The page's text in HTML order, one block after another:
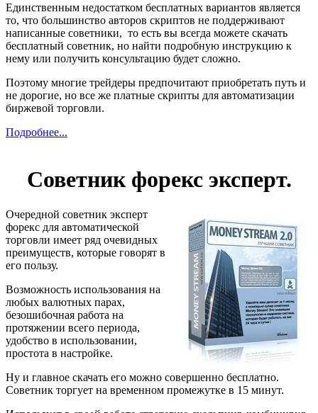
Единственным недостатком бесплатных вариантов является
то, что большинство авторов скриптов не поддерживают
написанные советники, то есть вы всегда можете скачать
бесплатный советник, но найти подробную инструкцию к
нему или получить консультацию будет сложно.
Поэтому многие трейдеры предпочитают приобретать путь и
не дорогие, но все же платные скрипты для автоматизации
биржевой торговли.
Подробнее...
Советник форекс эксперт.
Очередной советник эксперт
форекс для автоматической
торговли имеет ряд очевидных
преимуществ, которые говорят в
его пользу.
Возможность использования на
любых валютных парах,
безошибочная работа на
протяжении всего периода,
удобство в использовании,
простота в настройке.
Ну и главное скачать его можно совершенно бесплатно.
Советник торгует на временном промежутке в 15 минут.